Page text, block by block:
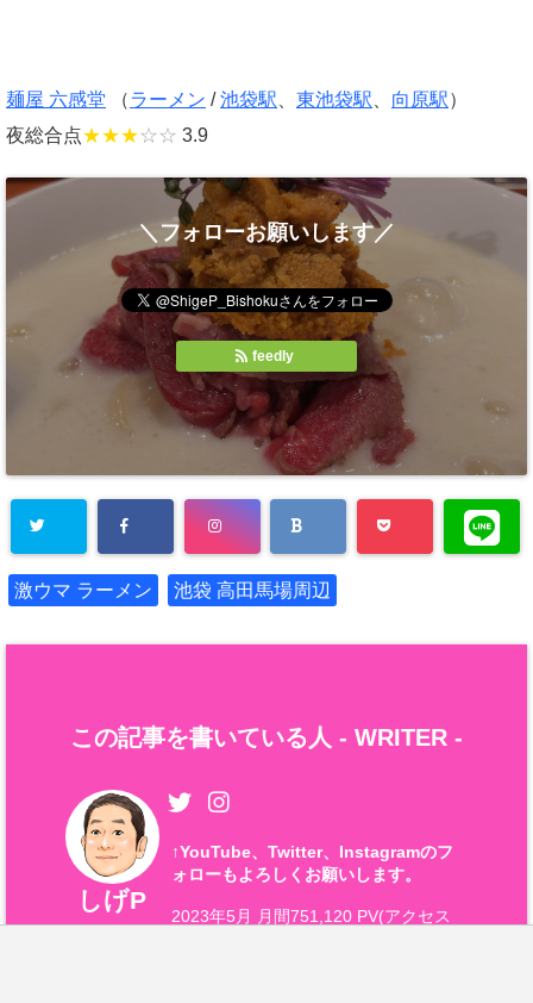
麺屋 六感堂 （ラーメン /池袋駅 東池袋駅 向原駅）
夜総合点★★★☆☆ 3.9
＼フォローお願いします／
feedly
激ウマ ラーメン 池袋 高田馬場周辺
この記事を書いている人 - WRITER -
しげP
↑YouTube、Twitter、Instagramのフ
ォローもよろしくお願いします。
2023年5月 月間751,120 PV(アクセス